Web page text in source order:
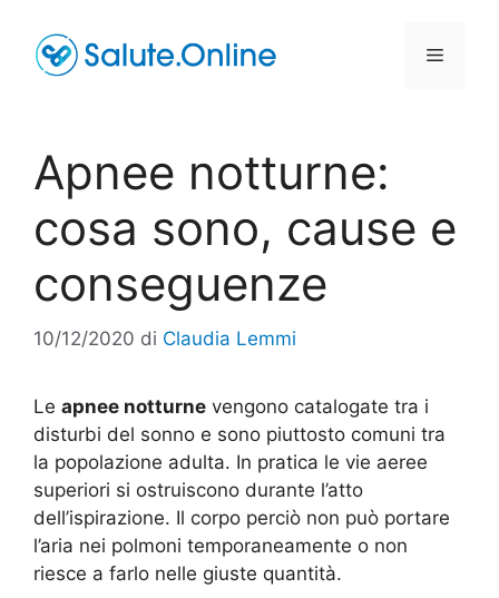
contenuto
Menu
Apnee notturne:
cosa sono, cause e
conseguenze
10/12/2020 di Claudia Lemmi
Le apnee notturne vengono catalogate tra i
disturbi del sonno e sono piuttosto comuni tra
la popolazione adulta. In pratica le vie aeree
superiori si ostruiscono durante l’atto
dell’ispirazione. Il corpo perciò non può portare
l’aria nei polmoni temporaneamente o non
riesce a farlo nelle giuste quantità.